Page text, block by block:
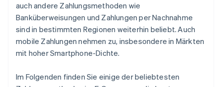
auch andere Zahlungsmethoden wie
Banküberweisungen und Zahlungen per Nachnahme
sind in bestimmten Regionen weiterhin beliebt. Auch
mobile Zahlungen nehmen zu, insbesondere in Märkten
mit hoher Smartphone-Dichte.
Im Folgenden finden Sie einige der beliebtesten